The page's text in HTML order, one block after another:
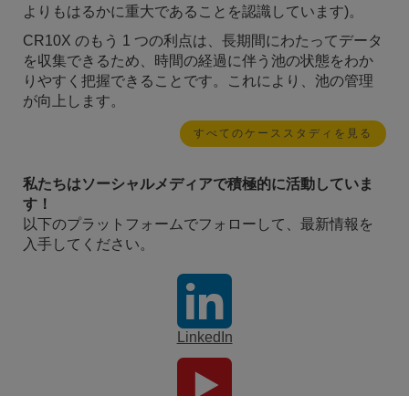
よりもはるかに重大であることを認識しています)。
CR10X のもう 1 つの利点は、長期間にわたってデータ
を収集できるため、時間の経過に伴う池の状態をわか
りやすく把握できることです。これにより、池の管理
が向上します。
すべてのケーススタディを見る
私たちはソーシャルメディアで積極的に活動していま
す！
以下のプラットフォームでフォローして、最新情報を
入手してください。
LinkedIn